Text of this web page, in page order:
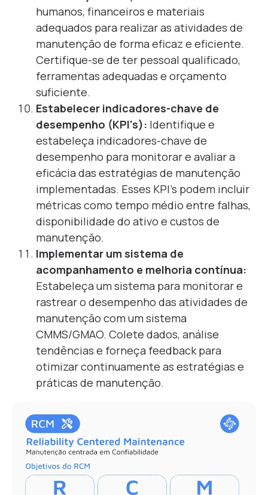
humanos, financeiros e materiais
adequados para realizar as atividades de
manutenção de forma eficaz e eficiente.
Certifique-se de ter pessoal qualificado,
ferramentas adequadas e orçamento
suficiente.
Estabelecer indicadores-chave de
desempenho (KPI's): Identifique e
estabeleça indicadores-chave de
desempenho para monitorar e avaliar a
eficácia das estratégias de manutenção
implementadas. Esses KPI's podem incluir
métricas como tempo médio entre falhas,
disponibilidade do ativo e custos de
manutenção.
Implementar um sistema de
acompanhamento e melhoria contínua:
Estabeleça um sistema para monitorar e
rastrear o desempenho das atividades de
manutenção com um sistema
CMMS/GMAO. Colete dados, análise
tendências e forneça feedback para
otimizar continuamente as estratégias e
práticas de manutenção.